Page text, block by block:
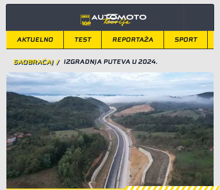
AKTUELNO TEST REPORTAŽA SPORT
SAOBRAĆAJ / IZGRADNJA PUTEVA U 2024.